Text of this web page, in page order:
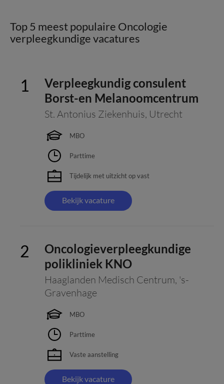
Top 5 meest populaire Oncologie
verpleegkundige vacatures
Verpleegkundig consulent
Borst-en Melanoomcentrum
St. Antonius Ziekenhuis, Utrecht
MBO
Parttime
Tijdelijk met uitzicht op vast
Bekijk vacature
Oncologieverpleegkundige
polikliniek KNO
Haaglanden Medisch Centrum, 's-
Gravenhage
MBO
Parttime
Vaste aanstelling
Bekijk vacature